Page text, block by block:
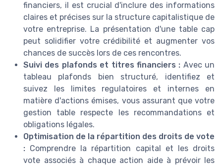
financiers, il est crucial d'inclure des informations
claires et précises sur la structure capitalistique de
votre entreprise. La présentation d'une table cap
peut solidifier votre crédibilité et augmenter vos
chances de succès lors de ces rencontres.
Suivi des plafonds et titres financiers : Avec un
tableau plafonds bien structuré, identifiez et
suivez les limites regulatoires et internes en
matière d'actions émises, vous assurant que votre
gestion table respecte les recommandations et
obligations légales.
Optimisation de la répartition des droits de vote
: Comprendre la répartition capital et les droits
vote associés à chaque action aide à prévoir les